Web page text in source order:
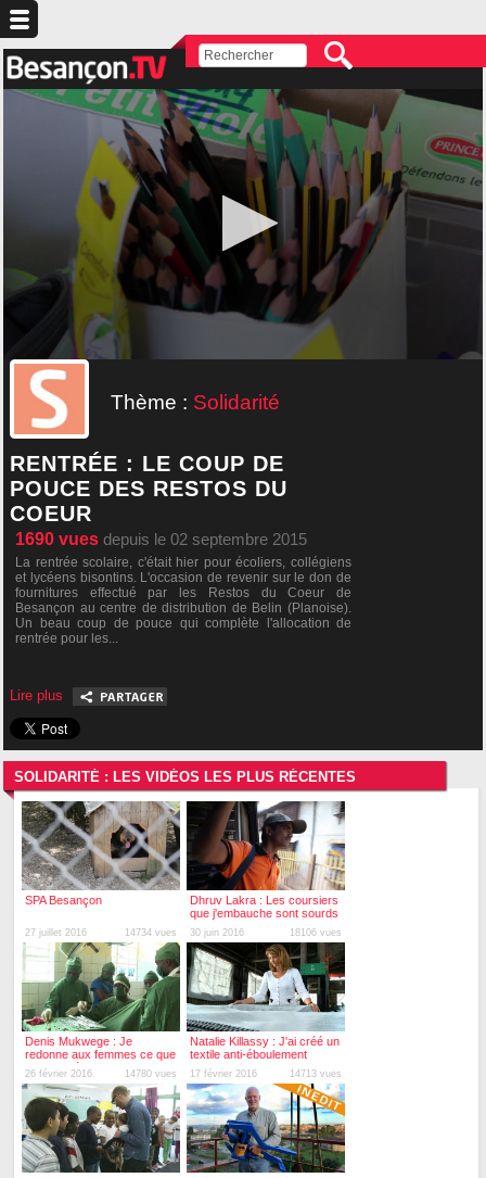
Thème : Solidarité
RENTRÉE : LE COUP DE
POUCE DES RESTOS DU
COEUR
1690 vues depuis le 02 septembre 2015
La rentrée scolaire, c'était hier pour écoliers, collégiens
et lycéens bisontins. L'occasion de revenir sur le don de
fournitures effectué par les Restos du Coeur de
Besançon au centre de distribution de Belin (Planoise).
Un beau coup de pouce qui complète l'allocation de
rentrée pour les...
Lire plus
SOLIDARITÉ : LES VIDÉOS LES PLUS RÉCENTES
SPA Besançon
27 juillet 2016 14734 vues
Dhruv Lakra : Les coursiers
que j'embauche sont sourds
et muets
30 juin 2016 18106 vues
Denis Mukwege : Je
redonne aux femmes ce que
le viol a détruit
26 février 2016 14780 vues
Natalie Killassy : J'ai créé un
textile anti-éboulement
17 février 2016 14713 vues